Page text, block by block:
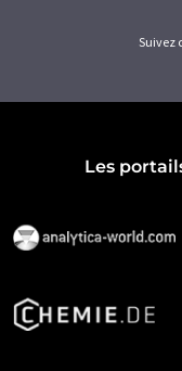
Suivez
Les